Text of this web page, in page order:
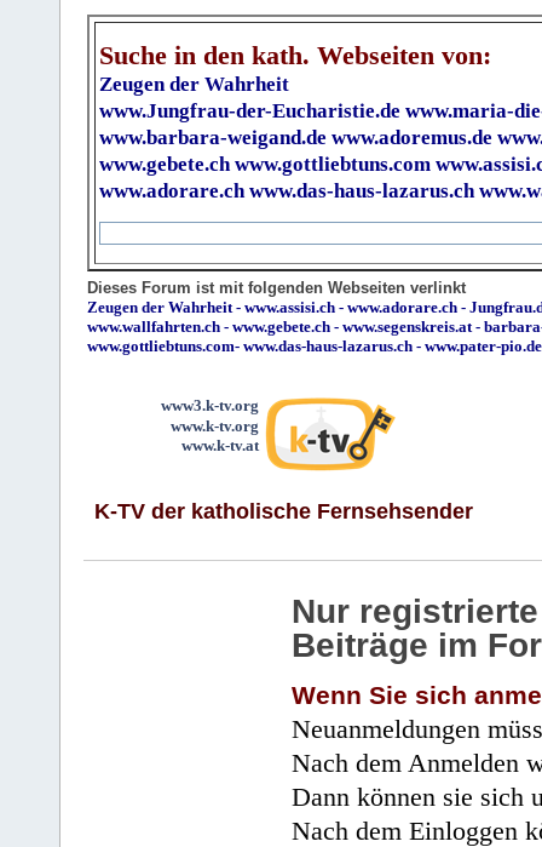
Suche in den kath. Webseiten von:
Zeugen der Wahrheit
www.Jungfrau-der-Eucharistie.de www.maria-
www.barbara-weigand.de www.adoremus.de
www.gebete.ch www.gottliebtuns.com
www.adorare.ch www.das-haus-lazarus.ch
Dieses Forum ist mit folgenden Webseiten verlinkt
Zeugen der Wahrheit- www.assisi.ch - www.adorare.ch -
www.wallfahrten.ch - www.gebete.ch - www.segenskreis.at-
www.gottliebtuns.com- www.das-haus-lazarus.ch - www.pater-pio.de
www3.k-tv.org
www.k-tv.org
www.k-tv.at
K-TV der katholische Fernsehsender
Nur
Beiträge im
Wenn Sie sich
Neuanmeldungen
Nach dem Anmelden
Dann können sie sich
Nach dem Einloggen